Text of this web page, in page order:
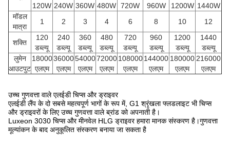
120W 240W 360W 480W 720W
960W
1200W 1440W
मॉडल
मात्रा
1 2 3 4 6 8 10 12
शक्ति
120
डब्ल्यू
240
डब्ल्यू
360
डब्ल्यू
480
डब्ल्यू
720
डब्ल्यू
960
डब्ल्यू
1200
डब्ल्यू
1440
डब्ल्यू
लुमेन
आउटपुट
18000
एलएम
36000
एलएम
54000
एलएम
72000
एलएम
108000
एलएम
144000
एलएम
180000
एलएम
216000
एलएम
उच्च गुणवत्ता वाले एलईडी चिप्स और ड्राइवर
एलईडी लैंप के दो सबसे महत्वपूर्ण भागों के रूप में, G1 श्रृंखला फ्लडलाइट भी चिप्स
और ड्राइवरों के लिए उच्च गुणवत्ता वाले ब्रांड को अपनाती है।
Luxeon 3030 चिप्स और मीनवेल HLG ड्राइवर हमारा मानक संस्करण है।गुणवत्ता
मूल्यांकन के बाद अनुकूलित संस्करण बनाया जा सकता है